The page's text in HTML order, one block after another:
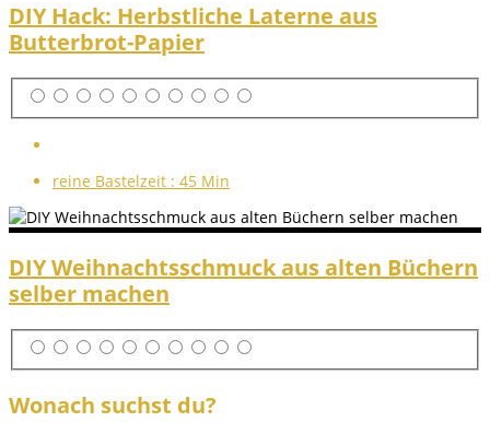
DIY Hack: Herbstliche Laterne aus
Butterbrot-Papier
reine Bastelzeit : 45 Min
DIY Weihnachtsschmuck aus alten Büchern
selber machen
Wonach suchst du?